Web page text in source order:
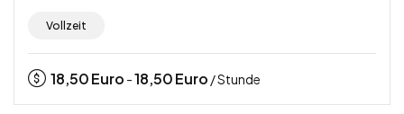
Vollzeit
18,50Euro -18,50Euro / Stunde